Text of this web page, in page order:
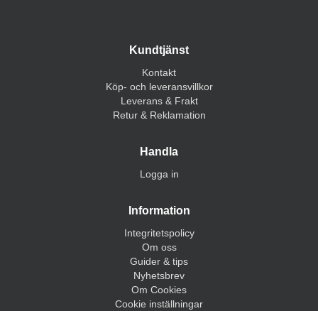
Kundtjänst
Kontakt
Köp- och leveransvillkor
Leverans & Frakt
Retur & Reklamation
Handla
Logga in
Information
Integritetspolicy
Om oss
Guider & tips
Nyhetsbrev
Om Cookies
Cookie inställningar